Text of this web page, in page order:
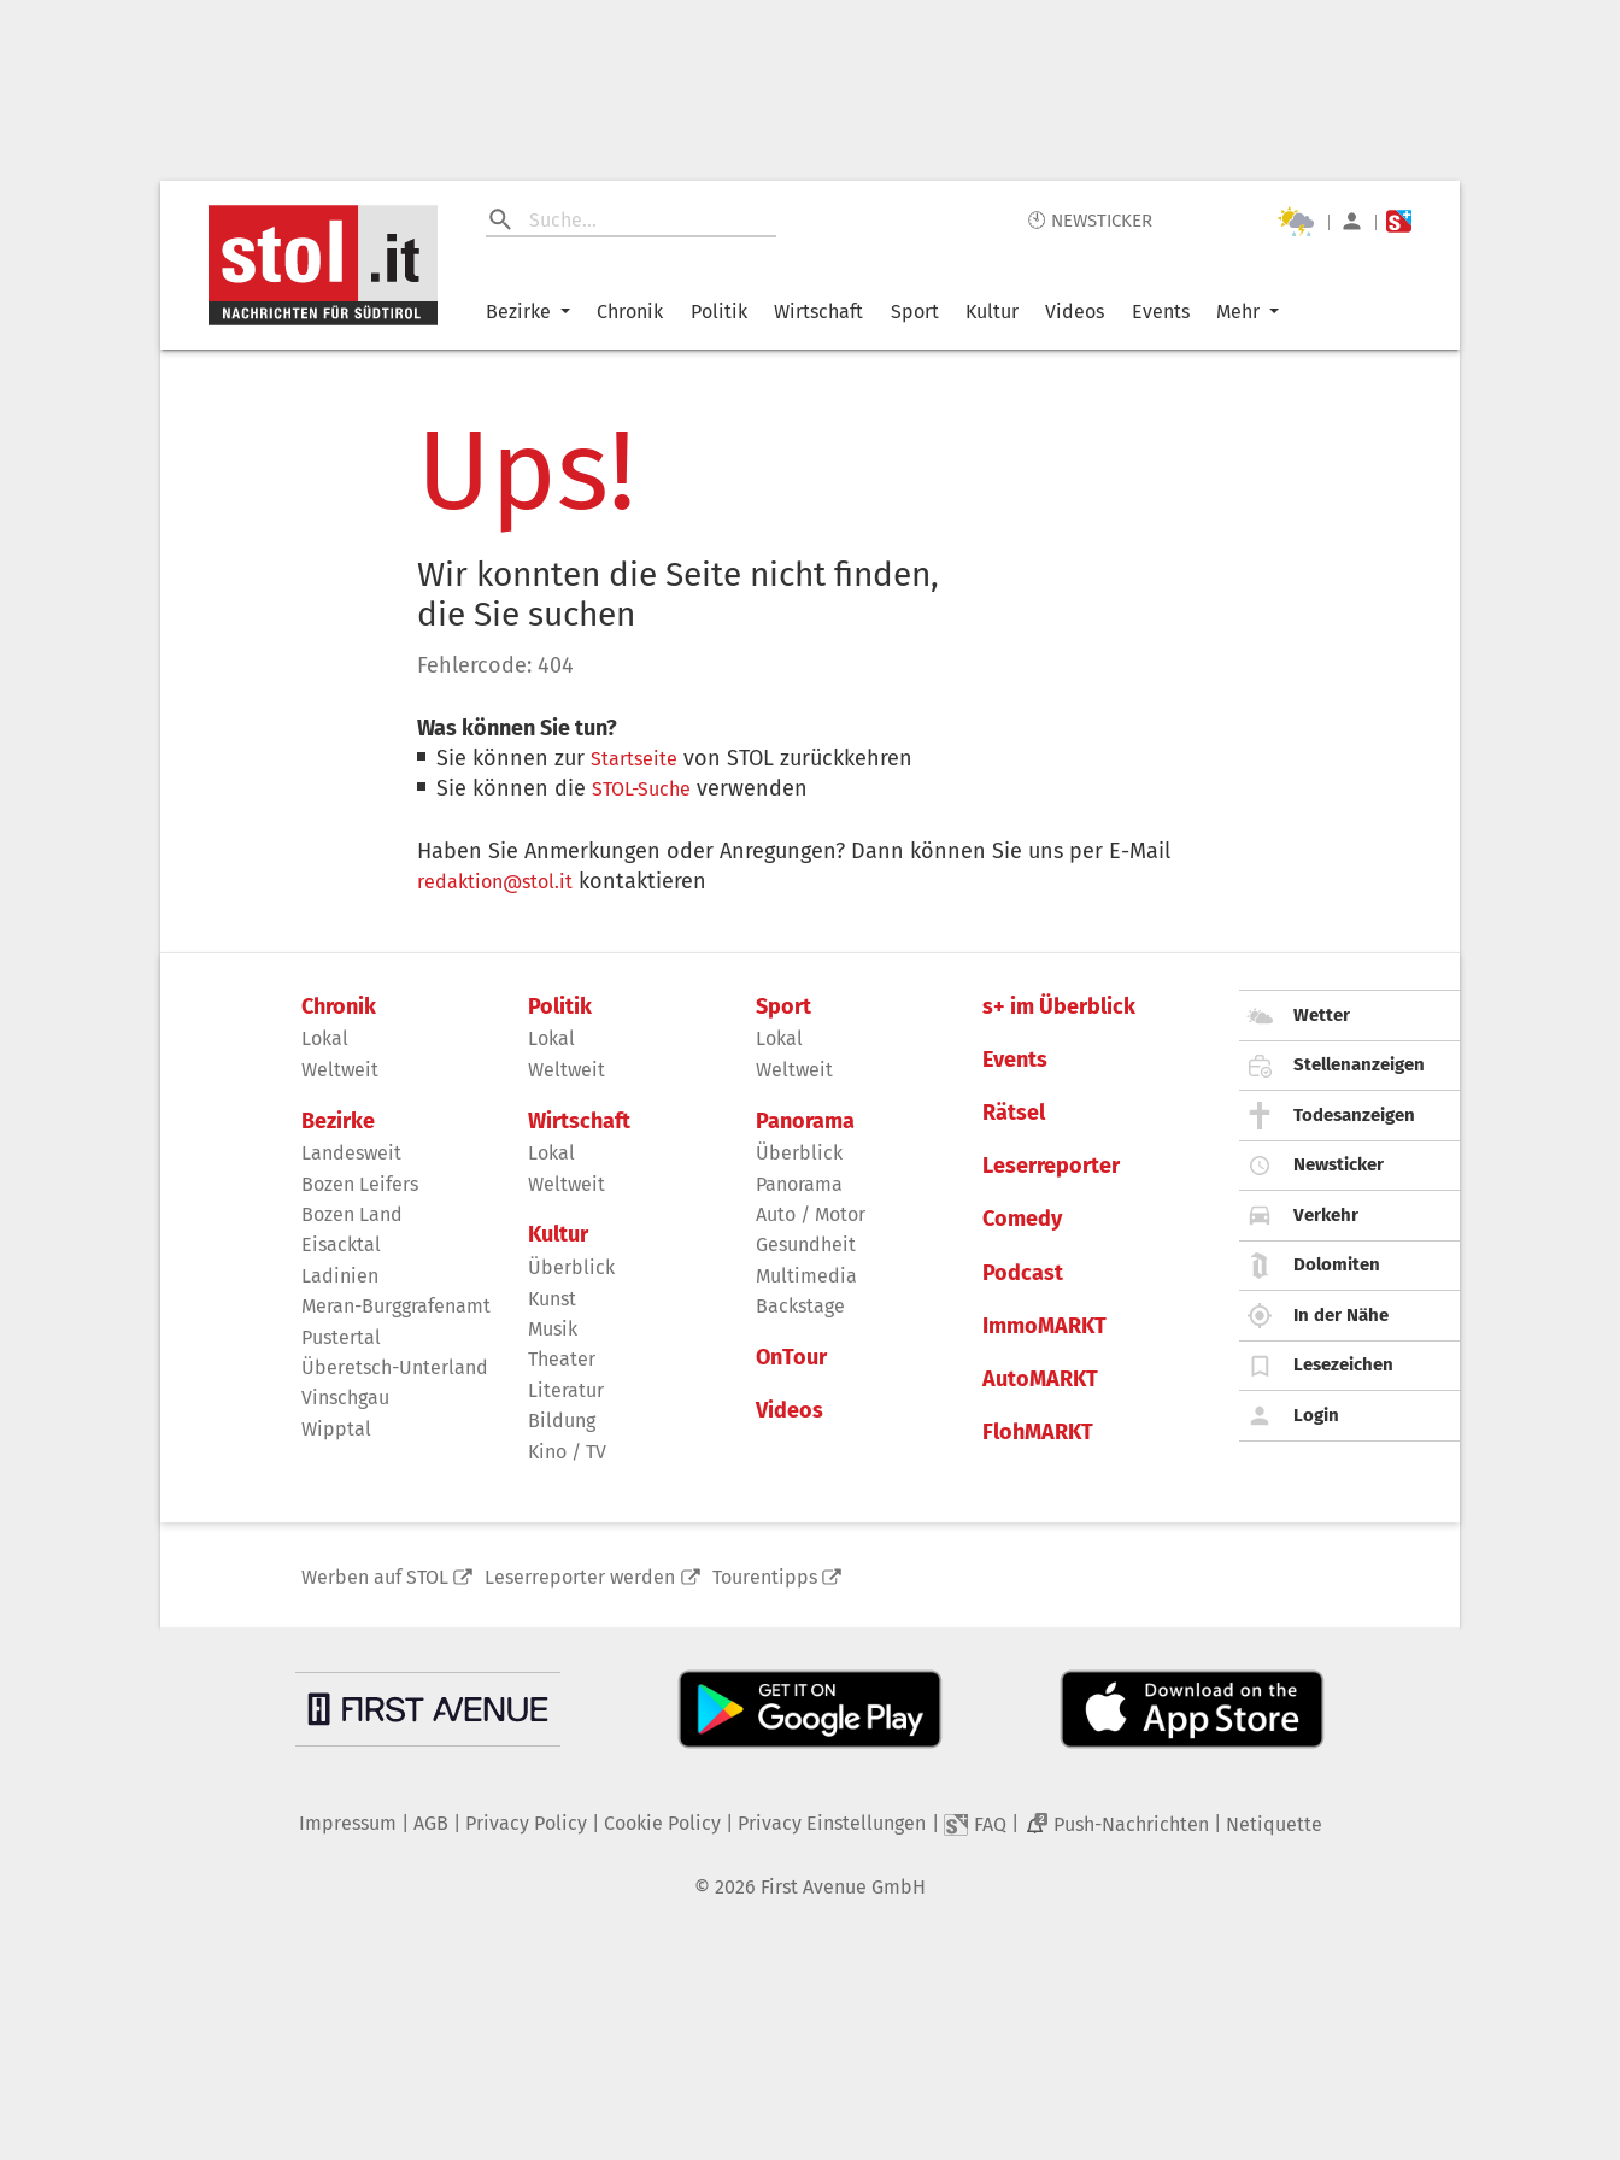
🕙 NEWSTICKER | |
Bezirke Chronik Politik Wirtschaft Sport Kultur Videos Events Mehr
Ups!
Wir konnten die Seite nicht finden,
die Sie suchen
Fehlercode: 404
Was können Sie tun?
Sie können zurStartseite von STOL zurückkehren
Sie können dieSTOL-Suche verwenden
Haben Sie Anmerkungen oder Anregungen? Dann können Sie uns per E-Mail
redaktion@stol.it kontaktieren
Chronik
Lokal
Weltweit
Bezirke
Landesweit
Bozen Leifers
Bozen Land
Eisacktal
Ladinien
Meran-Burggrafenamt
Pustertal
Überetsch-Unterland
Vinschgau
Wipptal
Politik
Lokal
Weltweit
Wirtschaft
Lokal
Weltweit
Kultur
Überblick
Kunst
Musik
Theater
Literatur
Bildung
Kino / TV
Sport
Lokal
Weltweit
Panorama
Überblick
Panorama
Auto / Motor
Gesundheit
Multimedia
Backstage
OnTour
Videos
s+ im Überblick
Events
Rätsel
Leserreporter
Comedy
Podcast
ImmoMARKT
AutoMARKT
FlohMARKT
Wetter
Stellenanzeigen
Todesanzeigen
Newsticker
Verkehr
Dolomiten
In der Nähe
Lesezeichen
Login
Werben auf STOL Leserreporter werden Tourentipps
Impressum AGB Privacy Policy| Cookie Policy| Privacy Einstellungen FAQ 2 Push-Nachrichten Netiquette
© 2026 First Avenue GmbH